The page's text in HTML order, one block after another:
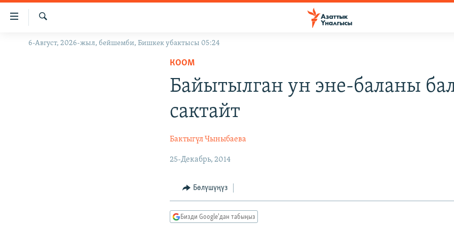
Линктер
Мазмунга
Навигацияга
ЖАҢЫЛЫКТАР
Издөө
6-Август, 2026-жыл, бейшемби, Бишкек убактысы 05:24
КООМ
Байытылган ун эне-баланы
сактайт
Бактыгүл Чыныбаева
25-Декабрь, 2014
Бөлүшүңүз
Бизди Google'дан табыңыз